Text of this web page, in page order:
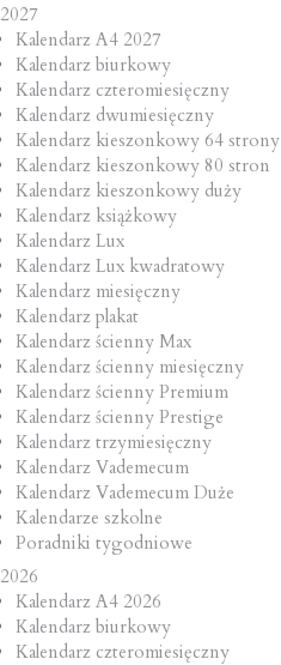
2027
Kalendarz A4 2027
Kalendarz biurkowy
Kalendarz czteromiesięczny
Kalendarz dwumiesięczny
Kalendarz kieszonkowy 64 strony
Kalendarz kieszonkowy 80 stron
Kalendarz kieszonkowy duży
Kalendarz książkowy
Kalendarz Lux
Kalendarz Lux kwadratowy
Kalendarz miesięczny
Kalendarz plakat
Kalendarz ścienny Max
Kalendarz ścienny miesięczny
Kalendarz ścienny Premium
Kalendarz ścienny Prestige
Kalendarz trzymiesięczny
Kalendarz Vademecum
Kalendarz Vademecum Duże
Kalendarze szkolne
Poradniki tygodniowe
2026
Kalendarz A4 2026
Kalendarz biurkowy
Kalendarz czteromiesięczny